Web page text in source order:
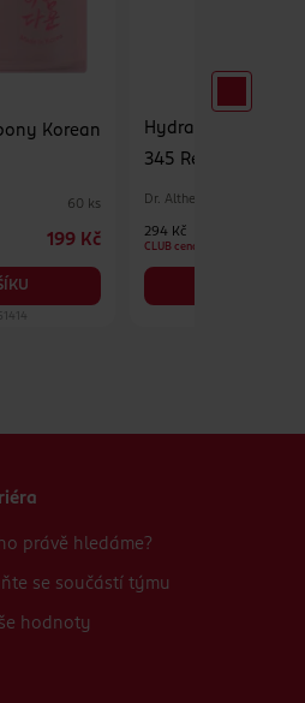
Korean
60 ks
199 Kč
Hydratační
345 Relief Cream
Dr. Althea
294 Kč
CLUB cena
právě hledáme?
se součástí týmu
hodnoty